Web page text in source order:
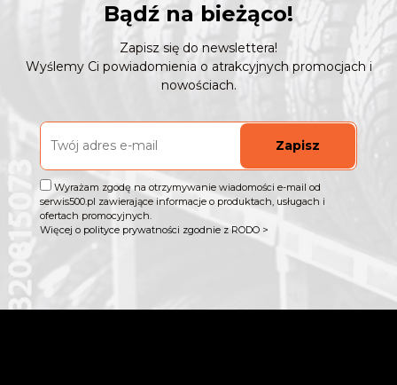
Bądź na bieżąco!
Zapisz się do newslettera!
Wyślemy Ci powiadomienia o atrakcyjnych promocjach i
nowościach.
Zapisz
Wyrażam zgodę na otrzymywanie wiadomości e-mail od
serwis500.pl zawierające informacje o produktach, usługach i
ofertach promocyjnych.
Więcej o polityce prywatności zgodnie z RODO >